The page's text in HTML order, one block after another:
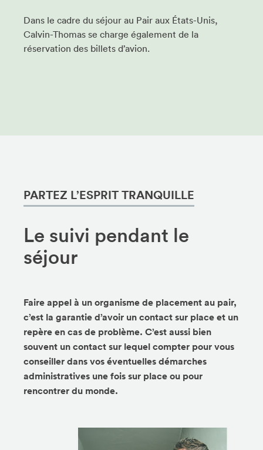
Dans le cadre du séjour au Pair aux États-Unis,
Calvin-Thomas se charge également de la
réservation des billets d’avion.
PARTEZ L’ESPRIT TRANQUILLE
Le suivi pendant le
séjour
Faire appel à un organisme de placement au pair,
c’est la garantie d’avoir un contact sur place et un
repère en cas de problème. C’est aussi bien
souvent un contact sur lequel compter pour vous
conseiller dans vos éventuelles démarches
administratives une fois sur place ou pour
rencontrer du monde.